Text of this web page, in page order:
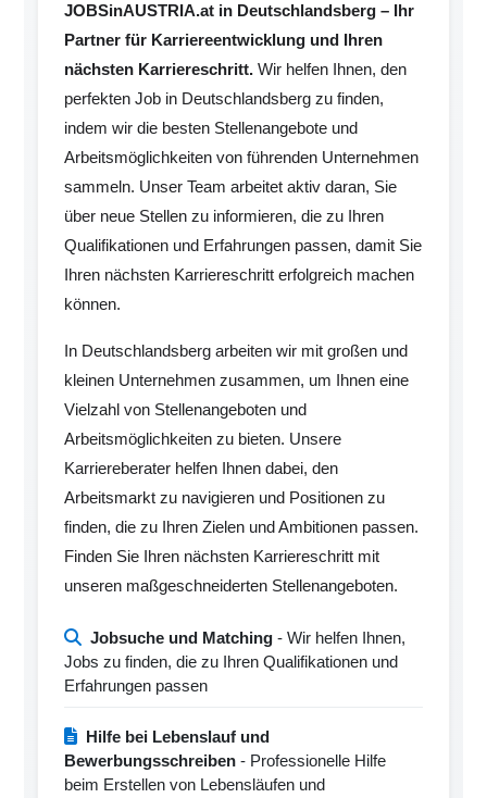
JOBSinAUSTRIA.at in Deutschlandsberg – Ihr
Partner für Karriereentwicklung und Ihren
nächsten Karriereschritt. Wir helfen Ihnen, den
perfekten Job in Deutschlandsberg zu finden,
indem wir die besten Stellenangebote und
Arbeitsmöglichkeiten von führenden Unternehmen
sammeln. Unser Team arbeitet aktiv daran, Sie
über neue Stellen zu informieren, die zu Ihren
Qualifikationen und Erfahrungen passen, damit Sie
Ihren nächsten Karriereschritt erfolgreich machen
können.
In Deutschlandsberg arbeiten wir mit großen und
kleinen Unternehmen zusammen, um Ihnen eine
Vielzahl von Stellenangeboten und
Arbeitsmöglichkeiten zu bieten. Unsere
Karriereberater helfen Ihnen dabei, den
Arbeitsmarkt zu navigieren und Positionen zu
finden, die zu Ihren Zielen und Ambitionen passen.
Finden Sie Ihren nächsten Karriereschritt mit
unseren maßgeschneiderten Stellenangeboten.
Jobsuche und Matching - Wir helfen Ihnen,
Jobs zu finden, die zu Ihren Qualifikationen und
Erfahrungen passen
Hilfe bei Lebenslauf und
Bewerbungsschreiben - Professionelle Hilfe
beim Erstellen von Lebensläufen und